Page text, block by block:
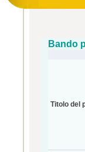
Bando
Titolo del